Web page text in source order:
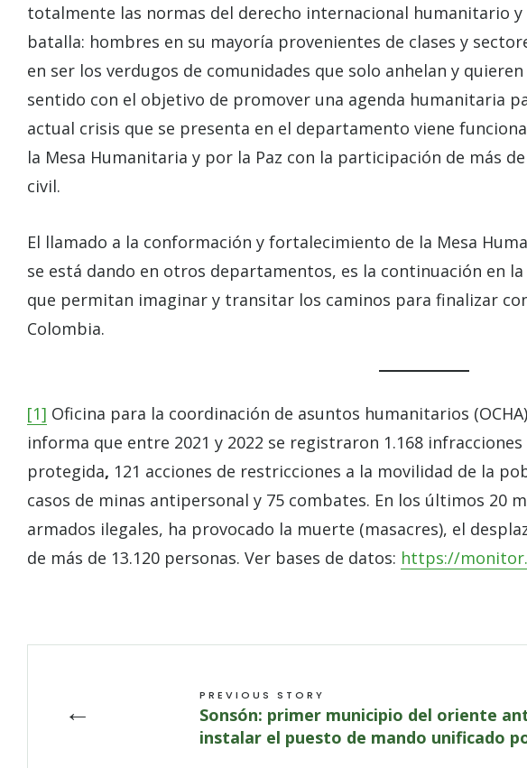
totalmente las normas del derecho internacional humanitario
batalla: hombres en su mayoría provenientes de clases y
en ser los verdugos de comunidades que solo anhelan y
sentido con el objetivo de promover una agenda humanitaria
actual crisis que se presenta en el departamento viene
la Mesa Humanitaria y por la Paz con la participación de más
civil.
El llamado a la conformación y fortalecimiento de la Mesa
se está dando en otros departamentos, es la continuación en
que permitan imaginar y transitar los caminos para finalizar
Colombia.
[1] Oficina para la coordinación de asuntos humanitarios
informa que entre 2021 y 2022 se registraron 1.168
protegida, 121 acciones de restricciones a la movilidad de la
casos de minas antipersonal y 75 combates. En los últimos 20
armados ilegales, ha provocado la muerte (masacres), el
de más de 13.120 personas. Ver bases de datos: https://
← PREVIOUS STORY
Sonsón: primer municipio del oriente
instalar el puesto de mando unificado